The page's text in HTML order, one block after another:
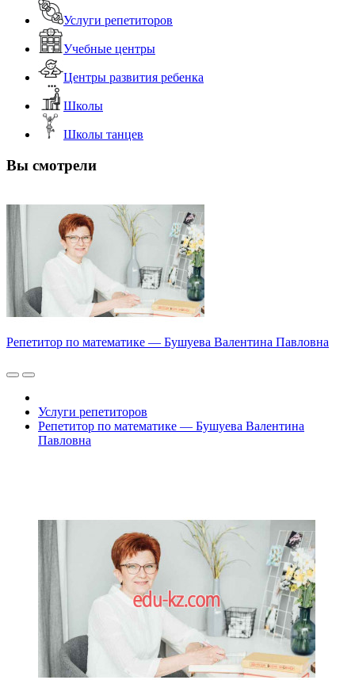
Услуги репетиторов
Учебные центры
Центры развития ребенка
Школы
Школы танцев
Вы смотрели
Репетитор по математике — Бушуева Валентина Павловна
Услуги репетиторов
Репетитор по математике — Бушуева Валентина
Павловна